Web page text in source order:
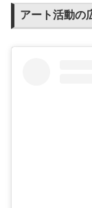
アート活動の